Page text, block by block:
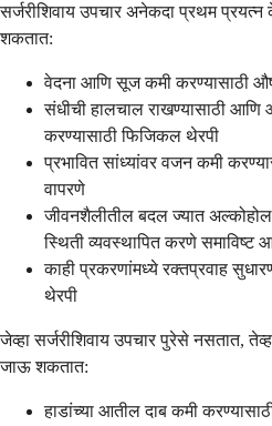
सर्जरीशिवाय उपचार अनेकदा प्रथम
शकतात:
वेदना आणि सूज कमी करण्यासाठी
संधीची हालचाल राखण्यासाठी
करण्यासाठी फिजिकल थेरपी
प्रभावित सांध्यांवर वजन कमी
वापरणे
जीवनशैलीतील बदल ज्यात अल्कोहोल
स्थिती व्यवस्थापित करणे समाविष्ट
काही प्रकरणांमध्ये रक्तप्रवाह
थेरपी
जेव्हा सर्जरीशिवाय उपचार पुरेसे नसतात,
जाऊ शकतात:
हाडांच्या आतील दाब कमी